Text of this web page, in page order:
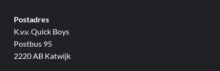
Postadres
K.v.v. Quick Boys
Postbus 95
2220 AB Katwijk